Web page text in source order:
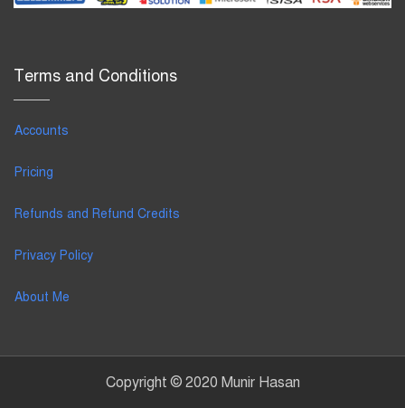
Terms and Conditions
Accounts
Pricing
Refunds and Refund Credits
Privacy Policy
About Me
Copyright © 2020 Munir Hasan